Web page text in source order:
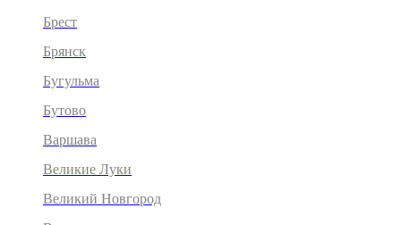
Брест
Брянск
Бугульма
Бутово
Варшава
Великие Луки
Великий Новгород